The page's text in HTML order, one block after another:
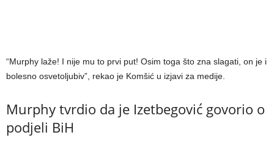
“Murphy laže! I nije mu to prvi put! Osim toga što zna slagati, on je i
bolesno osvetoljubiv”, rekao je Komšić u izjavi za medije.
Murphy tvrdio da je Izetbegović govorio o
podjeli BiH